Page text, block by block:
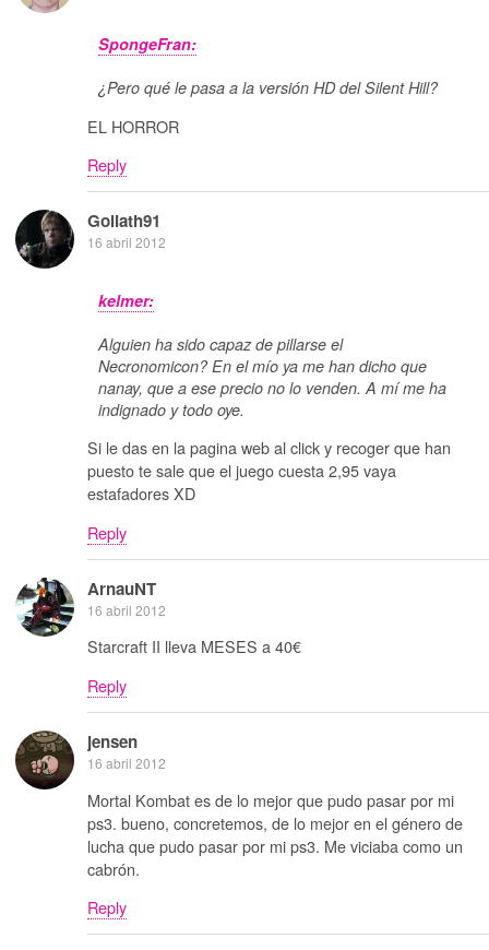
SpongeFran:
¿Pero qué le pasa a la versión HD del Silent Hill?
EL HORROR
Reply
Goliath91
16 abril 2012
kelmer:
Alguien ha sido capaz de pillarse el
Necronomicon? En el mío ya me han dicho que
nanay, que a ese precio no lo venden. A mí me ha
indignado y todo oye.
Si le das en la pagina web al click y recoger que han
puesto te sale que el juego cuesta 2,95 vaya
estafadores XD
Reply
ArnauNT
16 abril 2012
Starcraft II lleva MESES a 40€
Reply
jensen
16 abril 2012
Mortal Kombat es de lo mejor que pudo pasar por mi
ps3. bueno, concretemos, de lo mejor en el género de
lucha que pudo pasar por mi ps3. Me viciaba como un
cabrón.
Reply